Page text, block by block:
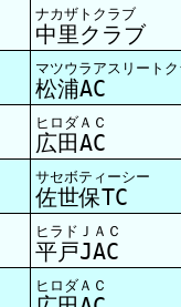
ナカザトクラブ
中里クラブ
マツウラアスリート
松浦AC
ヒロダＡＣ
広田AC
サセボティーシー
佐世保TC
ヒラドＪＡＣ
平戸JAC
ヒロダＡＣ